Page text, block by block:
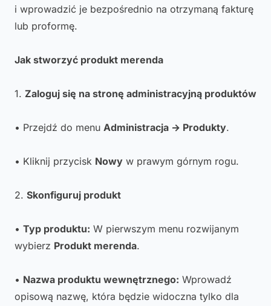
i wprowadzić je bezpośrednio na otrzymaną fakturę
lub proformę.
Jak stworzyć produkt merenda
1. Zaloguj się na stronę administracyjną produktów
• Przejdź do menu Administracja → Produkty.
• Kliknij przycisk Nowy w prawym górnym rogu.
2. Skonfiguruj produkt
• Typ produktu: W pierwszym menu rozwijanym
wybierz Produkt merenda.
• Nazwa produktu wewnętrznego: Wprowadź
opisową nazwę, która będzie widoczna tylko dla